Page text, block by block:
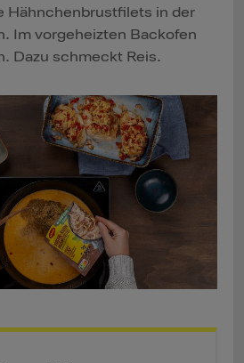
Hähnchenbrustfilets in der
Im vorgeheizten Backofen
Dazu schmeckt Reis.